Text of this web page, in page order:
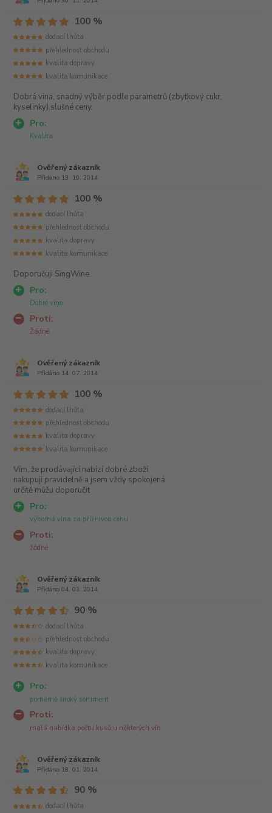
Dobrá vina, snadný výběr podle parametrů (zbytkový cukr,
kyselinky),slušné ceny.
Pro:
Kvalita.
100 %
dodací lhůta
přehlednost obchodu
kvalita dopravy
kvalita komunikace
Ověřený zákazník
Přidáno 13. 10. 2014
Doporučuji SingWine.
Pro:
Dobré víno.
Proti:
Žádné.
100 %
dodací lhůta
přehlednost obchodu
kvalita dopravy
kvalita komunikace
Ověřený zákazník
Přidáno 14. 07. 2014
Vím, že prodávající nabízí dobré zboží
nakupuji pravidelně a jsem vždy spokojená
určitě můžu doporučit
Pro:
výborná vína za příznivou cenu
Proti:
žádné
100 %
dodací lhůta
přehlednost obchodu
kvalita dopravy
kvalita komunikace
Ověřený zákazník
Přidáno 04. 03. 2014
Pro:
poměrně široký sortiment
Proti:
malá nabídka počtu kusů u některých vín
90 %
dodací lhůta
přehlednost obchodu
kvalita dopravy
kvalita komunikace
Ověřený zákazník
Přidáno 18. 01. 2014
90 %
dodací lhůta